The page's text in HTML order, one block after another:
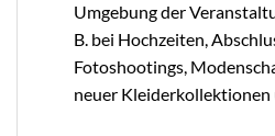
Umgebung der
B. bei Hochzeiten,
Fotoshootings,
neuer Kleiderkollektionen